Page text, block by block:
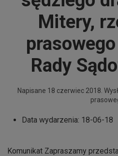
Mitery,
Rady
Napisane 18 czerwiec 2018 .
Data wydarzenia: 18-06-18
Komunikat Zapraszamy